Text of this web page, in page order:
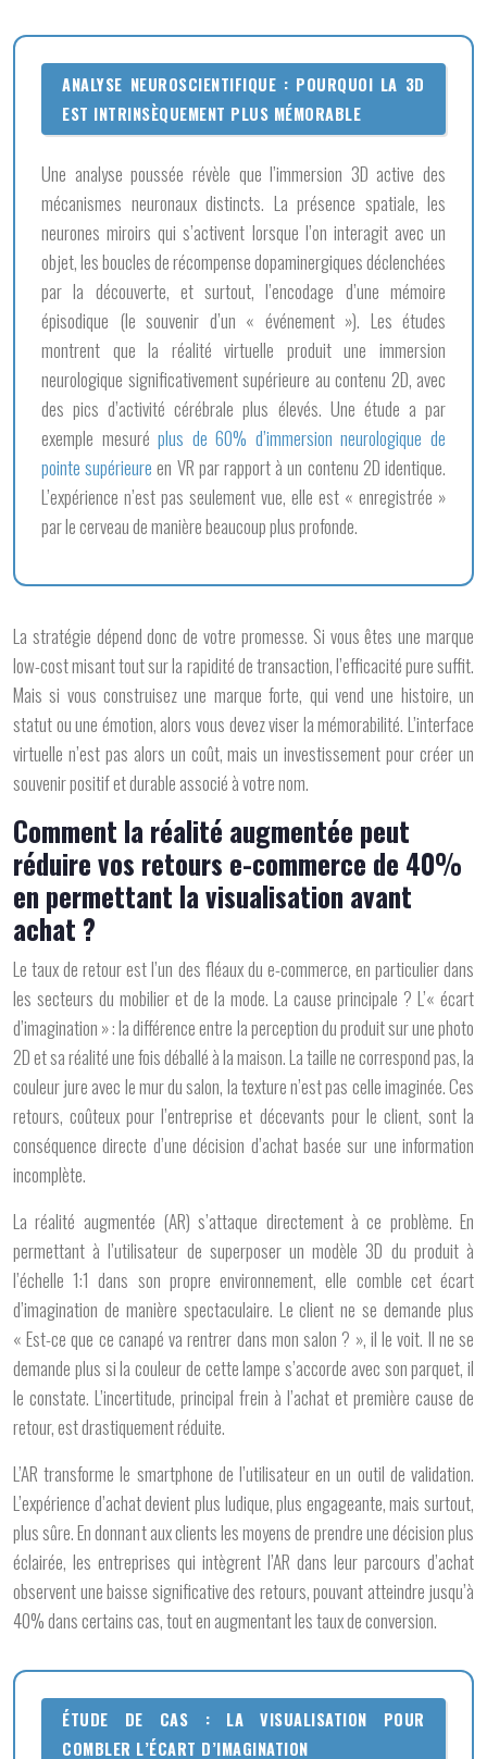
ANALYSE NEUROSCIENTIFIQUE : POURQUOI LA 3D
EST INTRINSÈQUEMENT PLUS MÉMORABLE
Une analyse poussée révèle que l’immersion 3D active des
mécanismes neuronaux distincts. La présence spatiale, les
neurones miroirs qui s’activent lorsque l’on interagit avec un
objet, les boucles de récompense dopaminergiques déclenchées
par la découverte, et surtout, l’encodage d’une mémoire
épisodique (le souvenir d’un « événement »). Les études
montrent que la réalité virtuelle produit une immersion
neurologique significativement supérieure au contenu 2D, avec
des pics d’activité cérébrale plus élevés. Une étude a par
exemple mesuréplus de 60% d’immersion neurologique de
pointe supérieure en VR par rapport à un contenu 2D identique.
L’expérience n’est pas seulement vue, elle est « enregistrée »
par le cerveau de manière beaucoup plus profonde.
La stratégie dépend donc de votre promesse. Si vous êtes une marque
low-cost misant tout sur la rapidité de transaction, l’efficacité pure suffit.
Mais si vous construisez une marque forte, qui vend une histoire, un
statut ou une émotion, alors vous devez viser la mémorabilité. L’interface
virtuelle n’est pas alors un coût, mais un investissement pour créer un
souvenir positif et durable associé à votre nom.
Comment la réalité augmentée peut
réduire vos retours e-commerce de 40%
en permettant la visualisation avant
achat ?
Le taux de retour est l’un des fléaux du e-commerce, en particulier dans
les secteurs du mobilier et de la mode. La cause principale ? L’« écart
d’imagination »: la différence entre la perception du produit sur une photo
2D et sa réalité une fois déballé à la maison. La taille ne correspond pas, la
couleur jure avec le mur du salon, la texture n’est pas celle imaginée. Ces
retours, coûteux pour l’entreprise et décevants pour le client, sont la
conséquence directe d’une décision d’achat basée sur une information
incomplète.
La réalité augmentée (AR) s’attaque directement à ce problème. En
permettant à l’utilisateur de superposer un modèle 3D du produit à
l’échelle 1:1 dans son propre environnement, elle comble cet écart
d’imagination de manière spectaculaire. Le client ne se demande plus
« Est-ce que ce canapé va rentrer dans mon salon ? », il le voit. Il ne se
demande plus si la couleur de cette lampe s’accorde avec son parquet, il
le constate. L’incertitude, principal frein à l’achat et première cause de
retour, est drastiquement réduite.
L’AR transforme le smartphone de l’utilisateur en un outil de validation.
L’expérience d’achat devient plus ludique, plus engageante, mais surtout,
plus sûre. En donnant aux clients les moyens de prendre une décision plus
éclairée, les entreprises qui intègrent l’AR dans leur parcours d’achat
observent une baisse significative des retours, pouvant atteindre jusqu’à
40% dans certains cas, tout en augmentant les taux de conversion.
ÉTUDE DE CAS : LA VISUALISATION POUR
COMBLER L’ÉCART D’IMAGINATION